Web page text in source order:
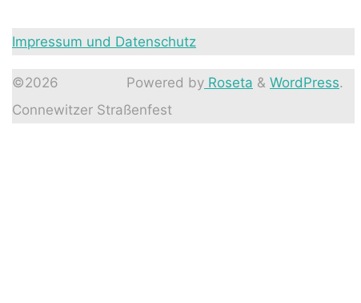
Impressum und Datenschutz
Powered by Roseta & WordPress.
©2026
Connewitzer Straßenfest